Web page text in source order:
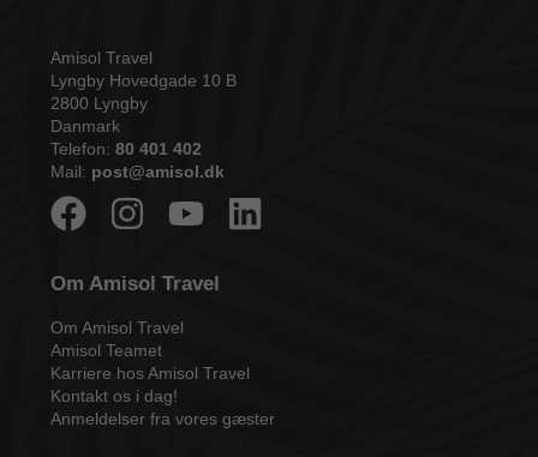
Amisol Travel
Lyngby Hovedgade 10 B
2800 Lyngby
Danmark
Telefon: 80 401 402
Mail: post@amisol.dk
Om Amisol Travel
Om Amisol Travel
Amisol Teamet
Karriere hos Amisol Travel
Kontakt os i dag!
Anmeldelser fra vores gæster